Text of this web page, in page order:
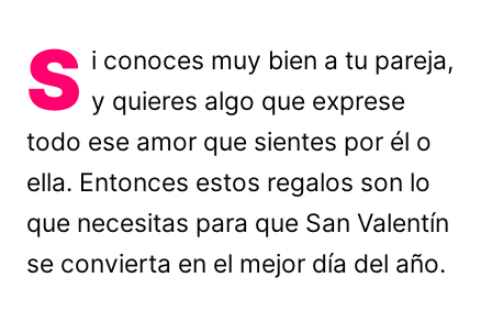
S i conoces muy bien a tu pareja,
y quieres algo que exprese
todo ese amor que sientes por él o
ella. Entonces estos regalos son lo
que necesitas para que San Valentín
se convierta en el mejor día del año.